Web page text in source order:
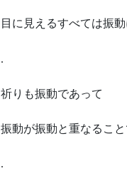
目に見えるすべては振
.
祈りも振動であって
振動が振動と重なるこ
.